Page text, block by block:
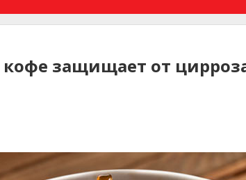
кофе защищает от